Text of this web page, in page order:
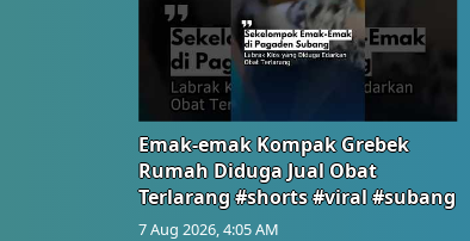
Emak-emak Kompak Grebek
Rumah Diduga Jual Obat
Terlarang #shorts #viral #subang
7 Aug 2026, 4:05 AM